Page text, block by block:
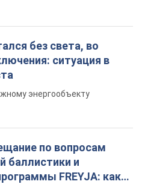
без света, во
ситуация в
энергообъекту
по вопросам
баллистики и
FREYJA: какие